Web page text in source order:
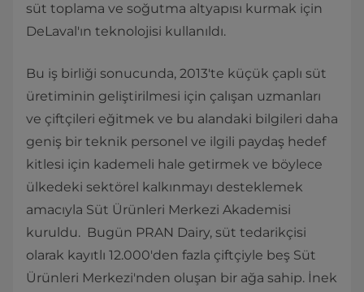
süt toplama ve soğutma altyapısı kurmak için
DeLaval'ın teknolojisi kullanıldı.
Bu iş birliği sonucunda, 2013'te küçük çaplı süt
üretiminin geliştirilmesi için çalışan uzmanları
ve çiftçileri eğitmek ve bu alandaki bilgileri daha
geniş bir teknik personel ve ilgili paydaş hedef
kitlesi için kademeli hale getirmek ve böylece
ülkedeki sektörel kalkınmayı desteklemek
amacıyla Süt Ürünleri Merkezi Akademisi
kuruldu. Bugün PRAN Dairy, süt tedarikçisi
olarak kayıtlı 12.000'den fazla çiftçiyle beş Süt
Ürünleri Merkezi'nden oluşan bir ağa sahip. İnek